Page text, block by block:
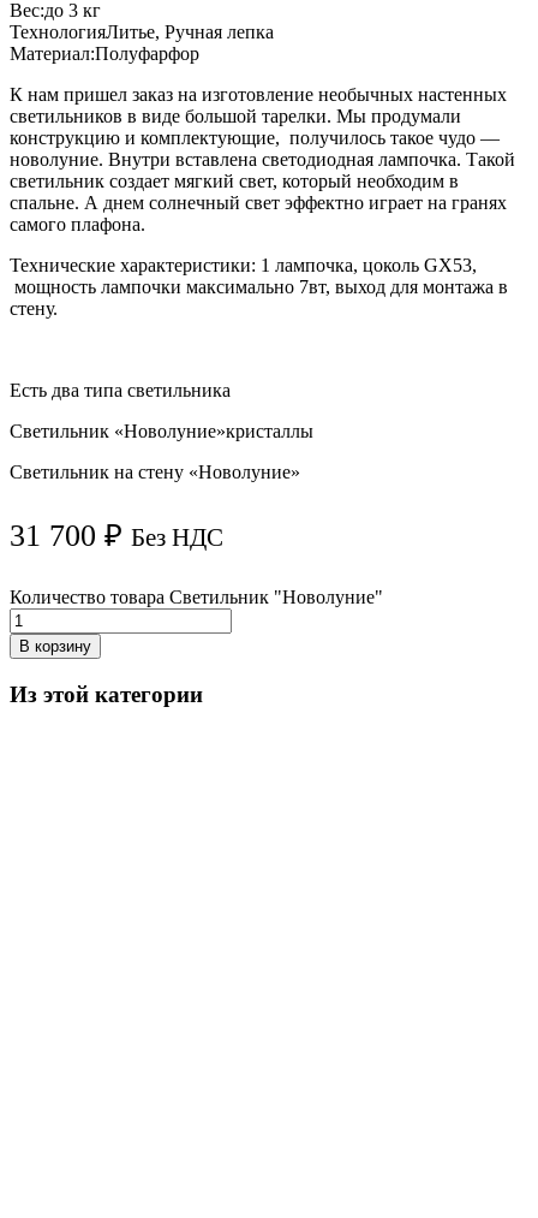
Вес:до 3 кг
ТехнологияЛитье, Ручная лепка
Материал:Полуфарфор
К нам пришел заказ на изготовление необычных настенных
светильников в виде большой тарелки. Мы продумали
конструкцию и комплектующие, получилось такое чудо —
новолуние. Внутри вставлена светодиодная лампочка. Такой
светильник создает мягкий свет, который необходим в
спальне. А днем солнечный свет эффектно играет на гранях
самого плафона.
Технические характеристики: 1 лампочка, цоколь GX53,
мощность лампочки максимально 7вт, выход для монтажа в
стену.
Есть два типа светильника
Светильник «Новолуние»кристаллы
Светильник на стену «Новолуние»
31 700 ₽ Без НДС
Количество товара Светильник "Новолуние"
В корзину
Из этой категории